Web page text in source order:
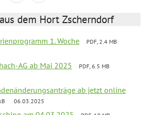
dem Hort Zscherndorf
1. Woche
PDF, 2.4 MB
AG ab Mai 2025
PDF, 6.5 MB
ab jetzt online
06.03.2025